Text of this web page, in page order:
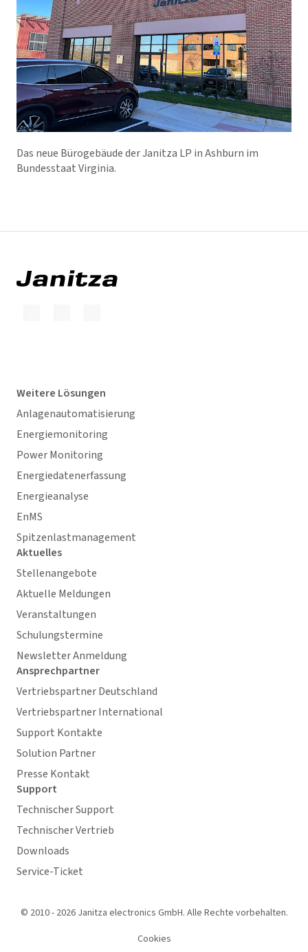
Das neue Bürogebäude der Janitza LP in Ashburn im
Bundesstaat Virginia.
Weitere Lösungen
Anlagenautomatisierung
Energiemonitoring
Power Monitoring
Energiedatenerfassung
Energieanalyse
EnMS
Spitzenlastmanagement
Aktuelles
Stellenangebote
Aktuelle Meldungen
Veranstaltungen
Schulungstermine
Newsletter Anmeldung
Ansprechpartner
Vertriebspartner Deutschland
Vertriebspartner International
Support Kontakte
Solution Partner
Presse Kontakt
Support
Technischer Support
Technischer Vertrieb
Downloads
Service-Ticket
© 2010 - 2026 Janitza electronics GmbH. Alle Rechte vorbehalten.
Cookies